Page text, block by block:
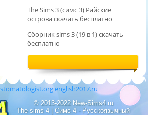
The Sims 3 (симс 3) Райские
острова скачать бесплатно
Сборник sims 3 (19 в 1) скачать
бесплатно
© 2013-2022 New-Sims4.ru
The sims 4 | Симс 4 - Русскоязычный
stomatologist.orgenglish2017.ru